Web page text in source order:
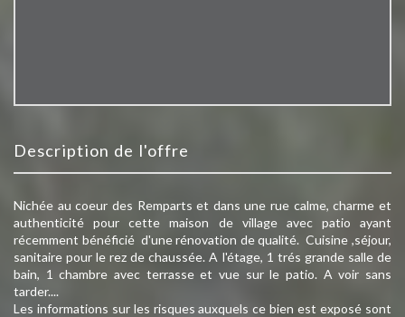
description de l'offre
Nichée au coeur des Remparts et dans une rue calme, charme et
authenticité pour cette maison de village avec patio ayant
récemment bénéficié d'une rénovation de qualité. Cuisine ,séjour,
sanitaire pour le rez de chaussée. A l'étage, 1 trés grande salle de
bain, 1 chambre avec terrasse et vue sur le patio. A voir sans
tarder....
Les informations sur les risques auxquels ce bien est exposé sont